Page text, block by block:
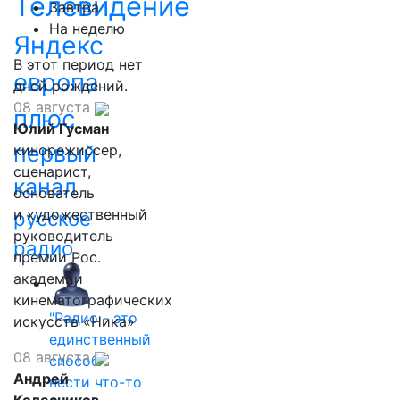
Яндекс
европа
плюс
первый
канал
русское
радио
"Радио - это
единственный
способ
нести что-то
Завтра
На неделю
В этот период нет
дней рождений.
08 августа
Юлий Гусман
кинорежиссер,
сценарист,
основатель
и художественный
руководитель
премии Рос.
академии
кинематографических
искусств «Ника»
08 августа
Андрей